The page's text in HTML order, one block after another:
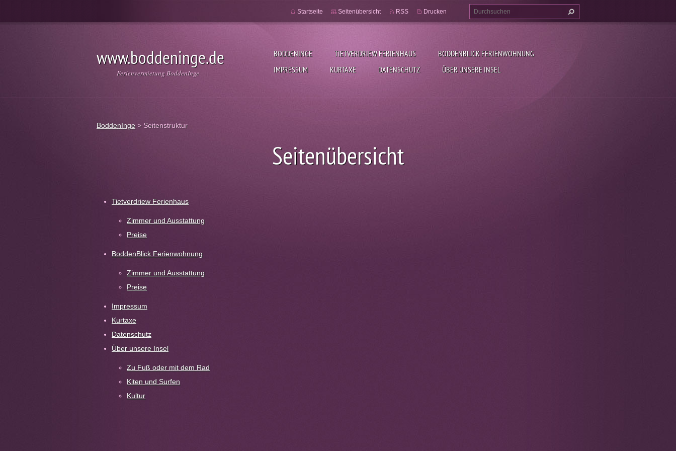
www.boddeninge.de
Ferienvermietung BoddenInge
BODDENINGE TIETVERDRIEW FERIENHAUS
BODDENBLICK FERIENWOHNUNG
IMPRESSUM
KURTAXE DATENSCHUTZ ÜBER UNSERE INSEL
Startseite Seitenübersicht RSS Drucken
BoddenInge > Seitenstruktur
Seitenübersicht
Tietverdriew Ferienhaus
Zimmer und Ausstattung
Preise
BoddenBlick Ferienwohnung
Zimmer und Ausstattung
Preise
Impressum
Kurtaxe
Datenschutz
Über unsere Insel
Zu Fuß oder mit dem Rad
Kiten und Surfen
Kultur